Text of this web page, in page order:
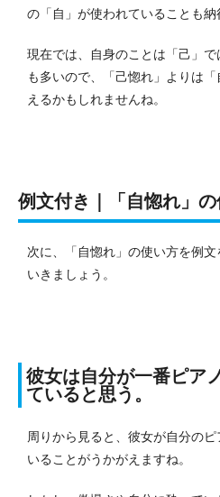
の「自」が使われていることも納
現在では、自身のことは「己」
も多いので、「己惚れ」よりは
えるかもしれませんね。
例文付き｜「自惚れ」
次に、「自惚れ」の使い方を例
いきましょう。
彼女は自分が一番ピア
ていると思う。
周りから見ると、彼女が自分の
いることがうかがえますね。